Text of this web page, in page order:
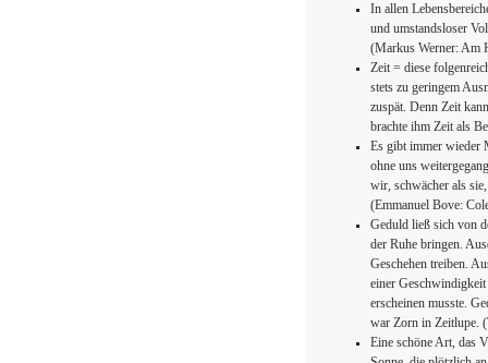
In allen
und umstandsloser
(Markus Werner: Am
Zeit = diese
stets zu geringem
zuspät. Denn Zeit
brachte ihm Zeit als
Es gibt immer wieder
ohne uns
wir, schwächer als
(Emmanuel Bove:
Geduld ließ sich von
der Ruhe bringen.
Geschehen treiben.
einer
erscheinen musste.
war Zorn in Zeitlupe.
Eine schöne Art, das